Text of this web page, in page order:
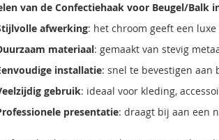
van de Confectiehaak voor Beugel/Balk
afwerking: het chroom geeft een
materiaal: gemaakt van stevig
installatie: snel te bevestigen aan
gebruik: ideaal voor kleding,
presentatie: draagt bij aan een